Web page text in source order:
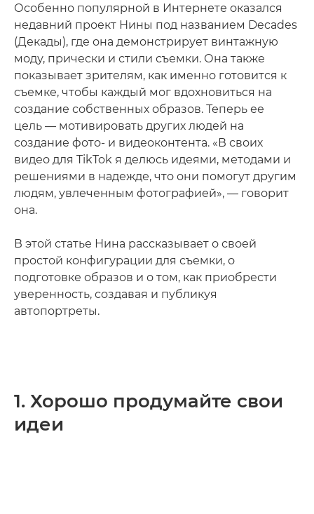
Особенно популярной в Интернете оказался
недавний проект Нины под названием Decades
(Декады), где она демонстрирует винтажную
моду, прически и стили съемки. Она также
показывает зрителям, как именно готовится к
съемке, чтобы каждый мог вдохновиться на
создание собственных образов. Теперь ее
цель — мотивировать других людей на
создание фото- и видеоконтента. «В своих
видео для TikTok я делюсь идеями, методами и
решениями в надежде, что они помогут другим
людям, увлеченным фотографией», — говорит
она.
В этой статье Нина рассказывает о своей
простой конфигурации для съемки, о
подготовке образов и о том, как приобрести
уверенность, создавая и публикуя
автопортреты.
1. Хорошо продумайте свои
идеи